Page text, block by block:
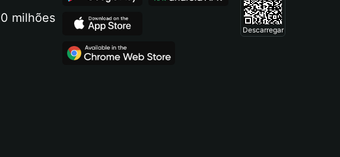
milhões
Descarregar